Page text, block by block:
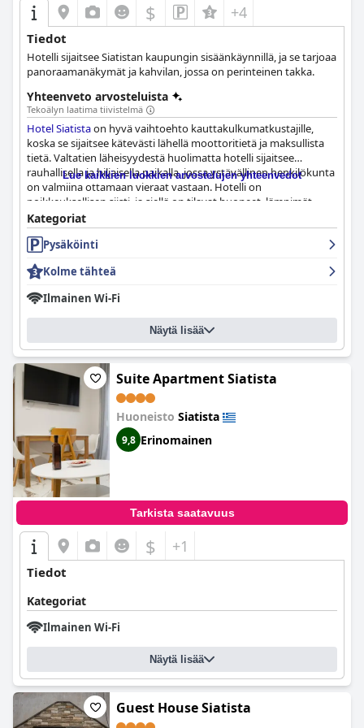
$ +4
Tiedot
Hotelli sijaitsee Siatistan kaupungin sisäänkäynnillä, ja se tarjoaa
panoraamanäkymät ja kahvilan, jossa on perinteinen takka.
Yhteenveto arvosteluista
Tekoälyn laatima tiivistelmä
Hotel Siatistaon hyvä vaihtoehto kauttakulkumatkustajille,
koska se sijaitsee kätevästi lähellä moottoritietä ja maksullista
tietä. Valtatien läheisyydestä huolimatta hotelli sijaitsee
rauhallisella ja hiljaisella paikalla, jossa ystävällinen henkilökunta
on valmiina ottamaan vieraat vastaan. Hotelli on
poikkeuksellisen siisti, ja siellä on tilavat huoneet, lämpimät
suihkut ja lämmitys. Siivoushenkilökunta kiinnittää huomiota
pieniin yksityiskohtiin ja varmistaa, että jopa vuodevaatteet ja
pyyhkeet ovat täysin puhtaat. Hotellin asiakaspalvelu on myös
huomionarvoista, ja vieraat kehuvat ystävällistä ilmapiiriä ja
viihtyisää ympäristöä. Henkilökunta on avuliasta ja ystävällistä,
ja se asettaa vieraiden mukavuuden ja turvallisuuden etusijalle.
Tarjottu herkullinen aamiainen lisää yleistä positiivista
kokemusta. Jopa yöllä saapuvat toivotettiin ystävällisesti
tervetulleiksi, mikä takaa miellyttävän oleskelun
hotellissa.
Lue kaikkien luokkien arvostelujen yhteenvedot
Kategoriat
Pysäköinti
Kolme tähteä
Ilmainen Wi-Fi
Näytä lisää
Suite Apartment Siatista
Huoneisto Siatista
9,8 Erinomainen
Tarkista saatavuus
$ +1
Tiedot
Kategoriat
Ilmainen Wi-Fi
Näytä lisää
Guest House Siatista